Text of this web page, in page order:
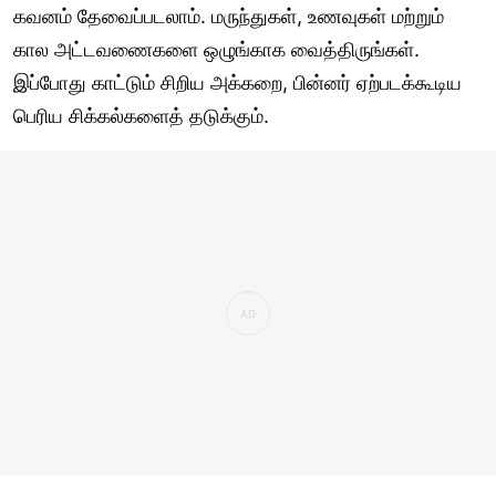
கவனம் தேவைப்படலாம். மருந்துகள், உணவுகள் மற்றும்
கால அட்டவணைகளை ஒழுங்காக வைத்திருங்கள்.
இப்போது காட்டும் சிறிய அக்கறை, பின்னர் ஏற்படக்கூடிய
பெரிய சிக்கல்களைத் தடுக்கும்.